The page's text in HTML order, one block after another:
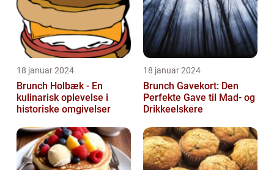
18 januar 2024
Brunch Holbæk - En
kulinarisk oplevelse i
historiske omgivelser
18 januar 2024
Brunch Gavekort: Den
Perfekte Gave til Mad- og
Drikkeelskere